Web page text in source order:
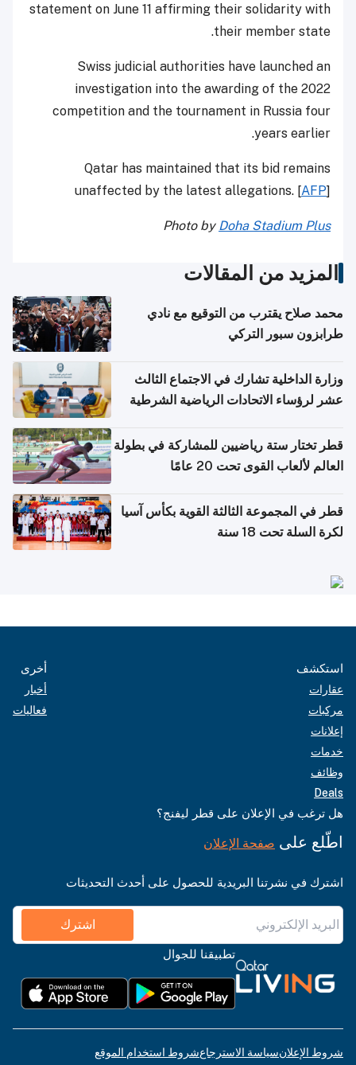
statement on June 11 affirming their solidarity with
their member state.
Swiss judicial authorities have launched an
investigation into the awarding of the 2022
competition and the tournament in Russia four
years earlier.
Qatar has maintained that its bid remains
unaffected by the latest allegations. [AFP]
Photo by Doha Stadium Plus
المزيد من المقالات
محمد صلاح يقترب من التوقيع مع نادي
طرابزون سبور التركي
وزارة الداخلية تشارك في الاجتماع الثالث
عشر لرؤساء الاتحادات الرياضية الشرطية
قطر تختار ستة رياضيين للمشاركة في بطولة
العالم لألعاب القوى تحت 20 عامًا
قطر في المجموعة الثالثة القوية بكأس آسيا
لكرة السلة تحت 18 سنة
استكشف
عقارات
مركبات
إعلانات
خدمات
وظائف
Deals
أخرى
أخبار
فعاليات
هل ترغب في الإعلان على قطر ليفنج؟
اطّلع على صفحة الإعلان
اشترك في نشرتنا البريدية للحصول على أحدث التحديثات
اشترك
تطبيقنا للجوال
شروط الإعلانسياسة الاسترجاعشروط استخدام الموقع